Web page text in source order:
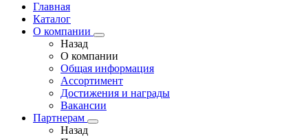
Главная
Каталог
О компании
Назад
О компании
Общая информация
Ассортимент
Достижения и награды
Вакансии
Партнерам
Назад